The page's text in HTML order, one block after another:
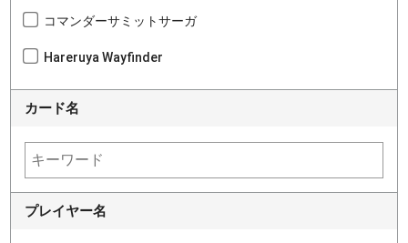
コマンダーサミットサーガ
Hareruya Wayfinder
カード名
プレイヤー名